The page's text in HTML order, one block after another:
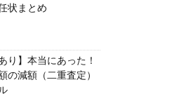
状まとめ
り】本当にあった！
の減額（二重査定）